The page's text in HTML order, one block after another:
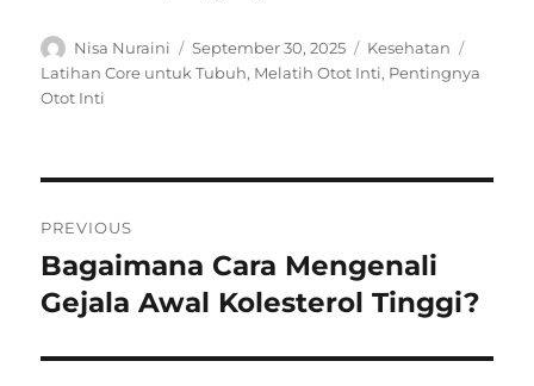
Author
Nisa Nuraini
Posted
on
September 30, 2025 Categories
Kesehatan
Latihan Core untuk Tubuh, Melatih Otot Inti, Pentingnya
Otot Inti
pos
PREVIOUS
Previous
post:
Bagaimana Cara Mengenali
Gejala Awal Kolesterol Tinggi?